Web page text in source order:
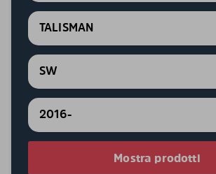
TALISMAN
SW
2016-
Mostra prodotti